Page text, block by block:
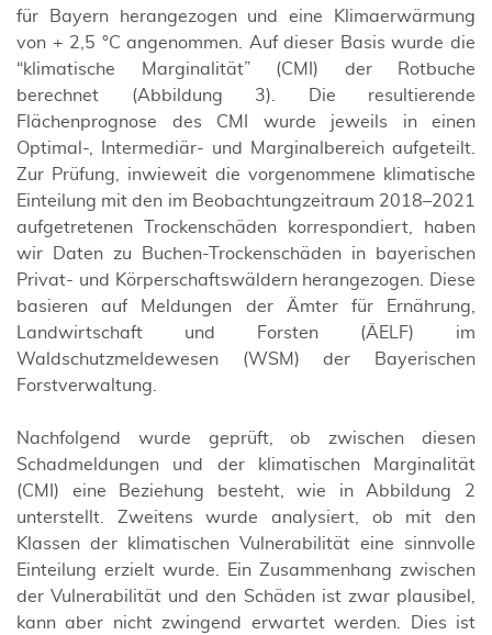
für Bayern herangezogen und eine Klimaerwärmung
von + 2,5 °C angenommen. Auf dieser Basis wurde die
“klimatische Marginalität” (CMI) der Rotbuche
berechnet (Abbildung 3). Die resultierende
Flächenprognose des CMI wurde jeweils in einen
Optimal-, Intermediär- und Marginalbereich aufgeteilt.
Zur Prüfung, inwieweit die vorgenommene klimatische
Einteilung mit den im Beobachtungzeitraum 2018–2021
aufgetretenen Trockenschäden korrespondiert, haben
wir Daten zu Buchen-Trockenschäden in bayerischen
Privat- und Körperschaftswäldern herangezogen. Diese
basieren auf Meldungen der Ämter für Ernährung,
Landwirtschaft und Forsten (ÄELF) im
Waldschutzmeldewesen (WSM) der Bayerischen
Forstverwaltung.
Nachfolgend wurde geprüft, ob zwischen diesen
Schadmeldungen und der klimatischen Marginalität
(CMI) eine Beziehung besteht, wie in Abbildung 2
unterstellt. Zweitens wurde analysiert, ob mit den
Klassen der klimatischen Vulnerabilität eine sinnvolle
Einteilung erzielt wurde. Ein Zusammenhang zwischen
der Vulnerabilität und den Schäden ist zwar plausibel,
kann aber nicht zwingend erwartet werden. Dies ist